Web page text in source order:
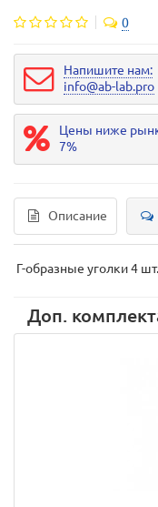
0
Напишите нам:
info@ab-lab.pro
Цены ниже
7%
Описание
Г-образные уголки 4
Доп.